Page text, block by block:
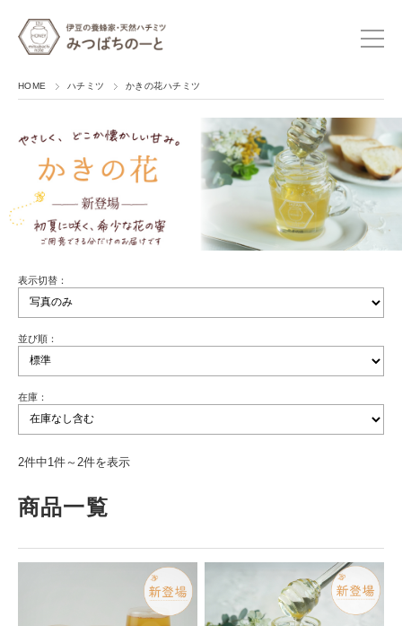
HOME ハチミツ かきの花ハチミツ
表示切替：
並び順：
在庫：
2件中1件～2件を表示
商品一覧